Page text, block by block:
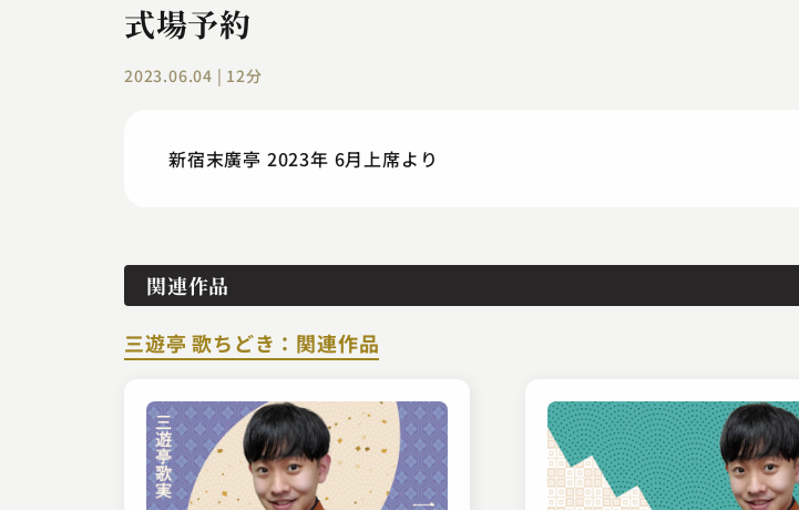
式場予約
2023.06.04 | 12分
新宿末廣亭 2023年 6月上席より
関連作品
三遊亭 歌ちどき：関連作品